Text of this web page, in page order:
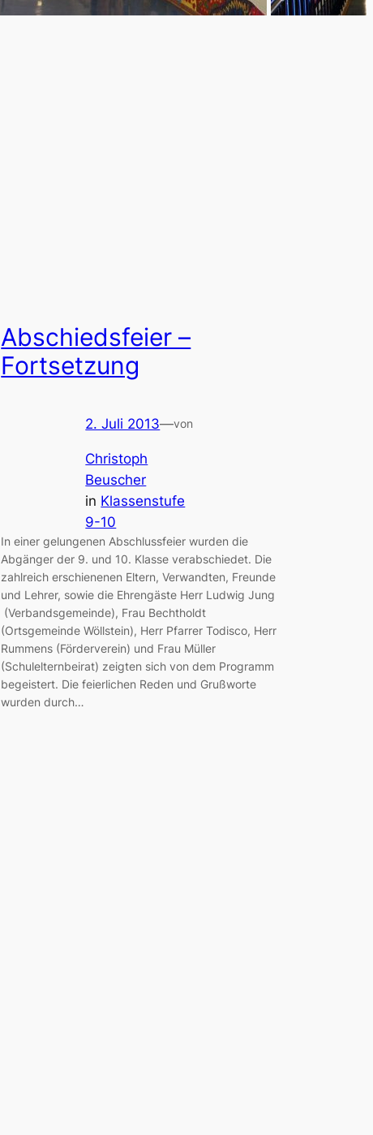
Abschiedsfeier –
Fortsetzung
2. Juli 2013—von
Christoph
Beuscher
in Klassenstufe
9-10
In einer gelungenen Abschlussfeier wurden die
Abgänger der 9. und 10. Klasse verabschiedet. Die
zahlreich erschienenen Eltern, Verwandten, Freunde
und Lehrer, sowie die Ehrengäste Herr Ludwig Jung
(Verbandsgemeinde), Frau Bechtholdt
(Ortsgemeinde Wöllstein), Herr Pfarrer Todisco, Herr
Rummens (Förderverein) und Frau Müller
(Schulelternbeirat) zeigten sich von dem Programm
begeistert. Die feierlichen Reden und Grußworte
wurden durch…